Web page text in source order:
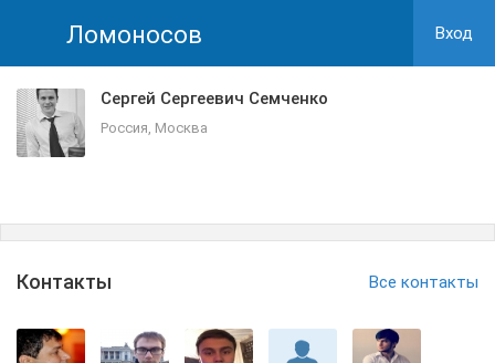
Ломоносов Вход
Сергей Сергеевич Семченко
Россия, Москва
Контакты Все контакты